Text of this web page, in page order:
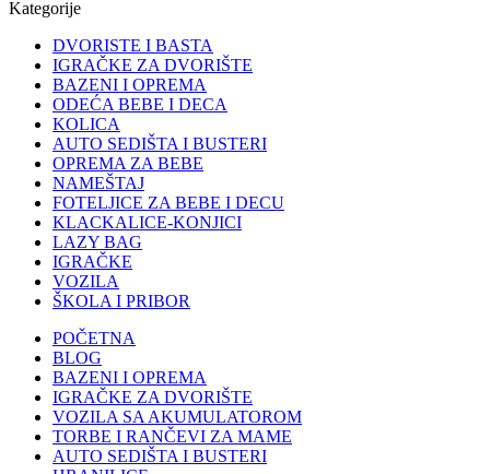
Kategorije
DVORISTE I BASTA
IGRAČKE ZA DVORIŠTE
BAZENI I OPREMA
ODEĆA BEBE I DECA
KOLICA
AUTO SEDIŠTA I BUSTERI
OPREMA ZA BEBE
NAMEŠTAJ
FOTELJICE ZA BEBE I DECU
KLACKALICE-KONJICI
LAZY BAG
IGRAČKE
VOZILA
ŠKOLA I PRIBOR
POČETNA
BLOG
BAZENI I OPREMA
IGRAČKE ZA DVORIŠTE
VOZILA SA AKUMULATOROM
TORBE I RANČEVI ZA MAME
AUTO SEDIŠTA I BUSTERI